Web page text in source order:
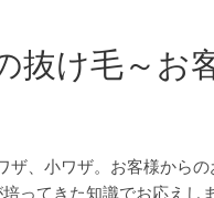
抜け毛～お
、小ワザ。お客様から
ってきた知識でお応えし